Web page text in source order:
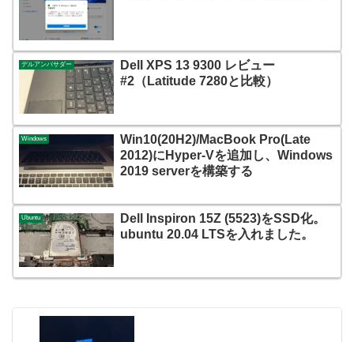
デルアンバサダー
Dell XPS 13 9300 レビュー
#2（Latitude 7280と比較）
Windows
Win10(20H2)/MacBook Pro(Late
2012)にHyper-Vを追加し、Windows
2019 serverを構築する
Ubuntu
Dell Inspiron 15Z (5523)をSSD化。
ubuntu 20.04 LTSを入れました。